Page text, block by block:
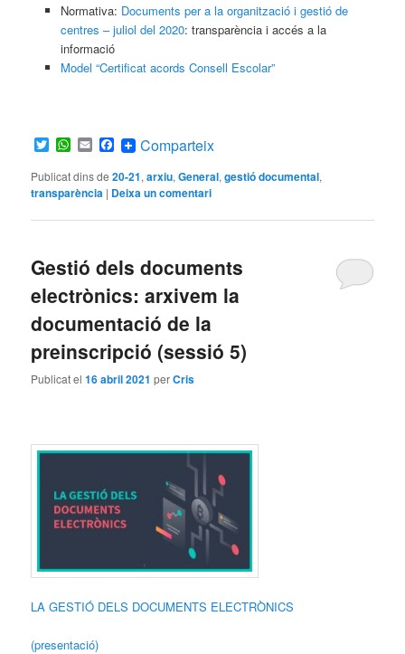
Normativa: Documents per a la organització i gestió de
centres – juliol del 2020: transparència i accés a la
informació
Model “Certificat acords Consell Escolar”
TwitterWhatsApp
EmailFacebook
Comparteix
Publicat dins de 20-21,arxiu,General,gestió documental,
transparència | Deixa un comentari
Gestió dels documents
electrònics: arxivem la
documentació de la
preinscripció (sessió 5)
Publicat el16 abril 2021 perCris
LA GESTIÓ DELS DOCUMENTS ELECTRÒNICS
(presentació)